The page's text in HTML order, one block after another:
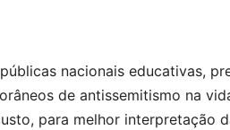
nacionais educativas,
de antissemitismo na
para melhor interpretação